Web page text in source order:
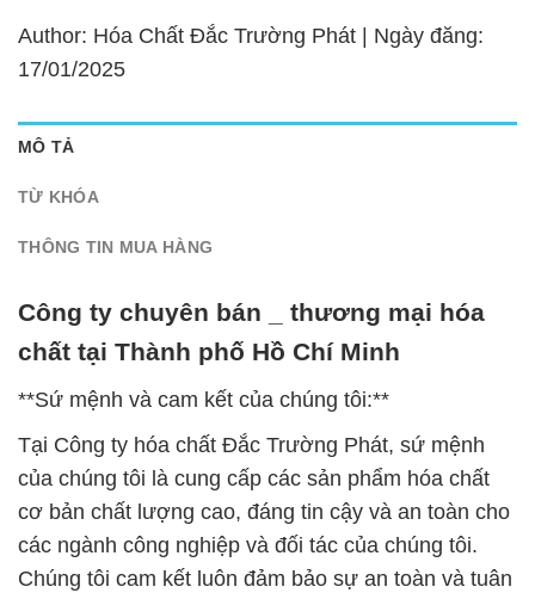
Author: Hóa Chất Đắc Trường Phát | Ngày đăng:
17/01/2025
MÔ TẢ
TỪ KHÓA
THÔNG TIN MUA HÀNG
Công ty chuyên bán _ thương mại hóa
chất tại Thành phố Hồ Chí Minh
**Sứ mệnh và cam kết của chúng tôi:**
Tại Công ty hóa chất Đắc Trường Phát, sứ mệnh
của chúng tôi là cung cấp các sản phẩm hóa chất
cơ bản chất lượng cao, đáng tin cậy và an toàn cho
các ngành công nghiệp và đối tác của chúng tôi.
Chúng tôi cam kết luôn đảm bảo sự an toàn và tuân